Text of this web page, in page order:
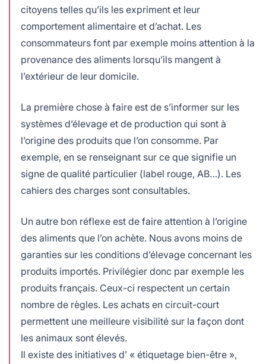
citoyens telles qu’ils les expriment et leur
comportement alimentaire et d’achat. Les
consommateurs font par exemple moins attention à la
provenance des aliments lorsqu’ils mangent à
l’extérieur de leur domicile.
La première chose à faire est de s’informer sur les
systèmes d’élevage et de production qui sont à
l’origine des produits que l’on consomme. Par
exemple, en se renseignant sur ce que signifie un
signe de qualité particulier (label rouge, AB…). Les
cahiers des charges sont consultables.
Un autre bon réflexe est de faire attention à l’origine
des aliments que l’on achète. Nous avons moins de
garanties sur les conditions d’élevage concernant les
produits importés. Privilégier donc par exemple les
produits français. Ceux-ci respectent un certain
nombre de règles. Les achats en circuit-court
permettent une meilleure visibilité sur la façon dont
les animaux sont élevés.
Il existe des initiatives d’ « étiquetage bien-être »,